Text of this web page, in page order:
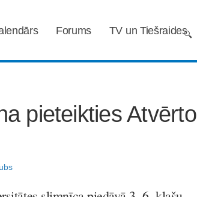
Forums TV un Tiešraides
pieteikties Atvērto